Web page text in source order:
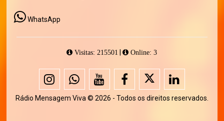
WhatsApp
Visitas: 215501 | Online: 3
Rádio Mensagem Viva © 2026 - Todos os direitos reservados.